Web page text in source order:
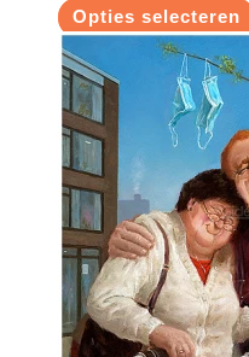
Opties selecteren